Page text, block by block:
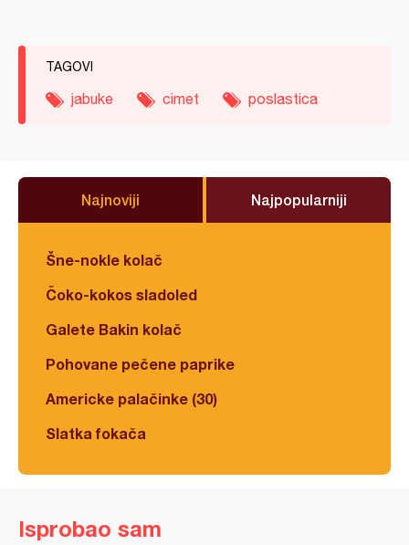
TAGOVI
jabuke cimet poslastica
Najnoviji Najpopularniji
Šne-nokle kolač
Čoko-kokos sladoled
Galete Bakin kolač
Pohovane pečene paprike
Americke palačinke (30)
Slatka fokača
Isprobao sam